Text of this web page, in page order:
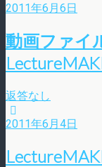
2011年6月6日
動画ファイ
返答なし
2011年6月4日